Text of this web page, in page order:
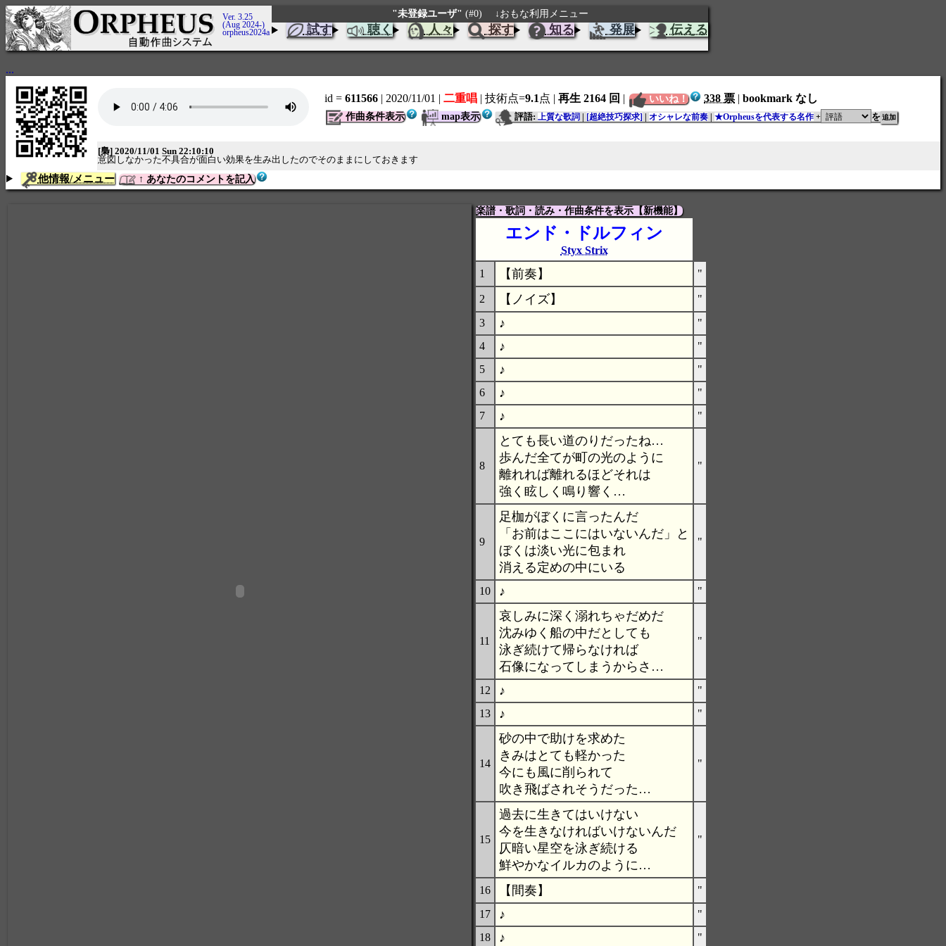
Ver. 3.25
(Aug 2024-)
orpheus2024a
"未登録ユーザ" (#0) ↓おもな利用メニュー
試す 聴く 人々 探す 知る 発展 伝える
...
id = 611566 | 2020/11/01 | 二重唱 | 技術点=9.1 点 | 再生 2164 回 | いいね！ 338 票 | bookmark なし
作曲条件表示 map表示 評語: 上質な歌詞 [超絶技巧探求] オシャレな前奏 ★Orpheusを代表する名作 + を
[梟] 2020/11/01 Sun 22:10:10
意図しなかった不具合が面白い効果を生み出したのでそのままにしておきます
他情報/メニュー ↑ あなたのコメントを記入
楽譜・歌詞・読み・作曲条件を表示【新機能】
エンド・ドルフィン
Styx Strix
1
【前奏】 "
2 【ノイズ】
"
3
♪
"
4
♪
"
5
♪
"
6
♪
"
7
♪ "
8
とても長い道のりだったね…
歩んだ全てが町の光のように
離れれば離れるほどそれは
強く眩しく鳴り響く…
"
9
足枷がぼくに言ったんだ
「お前はここにはいないんだ」と
ぼくは淡い光に包まれ
消える定めの中にいる
"
10 ♪ "
11
哀しみに深く溺れちゃだめだ
沈みゆく船の中だとしても
泳ぎ続けて帰らなければ
石像になってしまうからさ…
"
12 ♪
"
13
♪ "
14
砂の中で助けを求めた
きみはとても軽かった
今にも風に削られて
吹き飛ばされそうだった…
"
15
過去に生きてはいけない
今を生きなければいけないんだ
仄暗い星空を泳ぎ続ける
鮮やかなイルカのように…
"
16 【間奏】
"
17
♪
"
18
♪ "